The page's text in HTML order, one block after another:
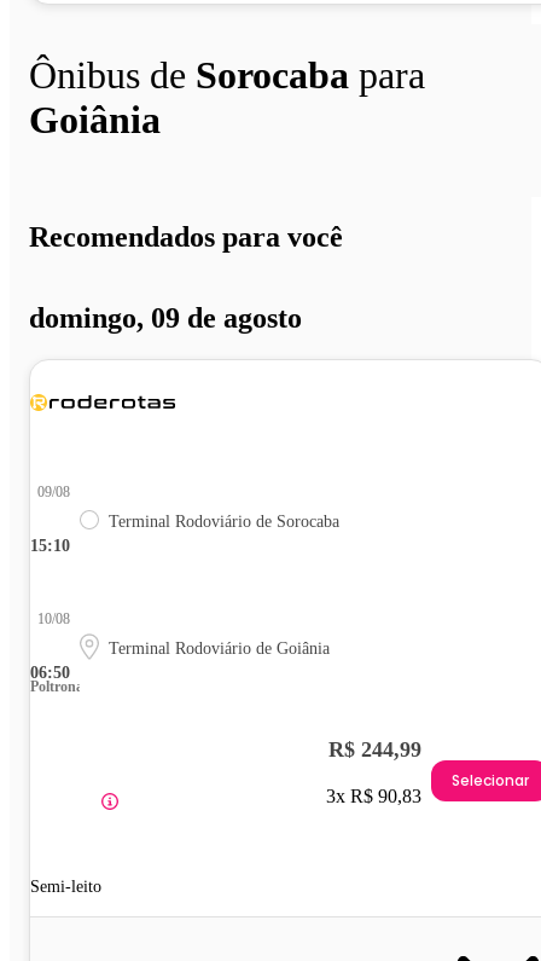
Ônibus de Sorocaba para
Goiânia
Recomendados para você
domingo, 09 de agosto
15:10
09/08
Terminal Rodoviário de Sorocaba
06:50
10/08
Terminal Rodoviário de Goiânia
Poltrona
Semi-leito
R$ 244,99
3x R$ 90,83
Selecionar